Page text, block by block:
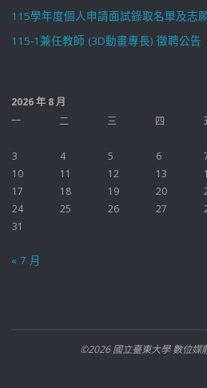
115學年度個人申請面試錄取名單及志
115-1兼任教師 (3D動畫專長) 徵聘公告
2026 年 8 月
一
二 三 四
3
4 5 6
10
11 12 13
17
18 19 20
24
25 26 27
31
« 7 月
©2026 國立臺東大學 數位媒